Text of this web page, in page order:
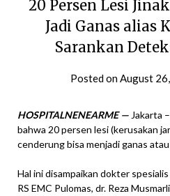
20 Persen Lesi
Jadi Ganas alias
Sarankan
Posted onAugust
HOSPITALNENEARME — Jakarta
bahwa 20 persen lesi (kerusakan
cenderung bisa menjadi ganas
Hal ini disampaikan dokter
RS EMC Pulomas, dr. Reza